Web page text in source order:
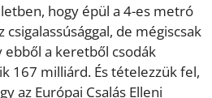
hogy épül a 4-es metró
csigalassúsággal, de mégiscsak
ebből a keretből csodák
167 milliárd. És tételezzük fel,
az Európai Csalás Elleni